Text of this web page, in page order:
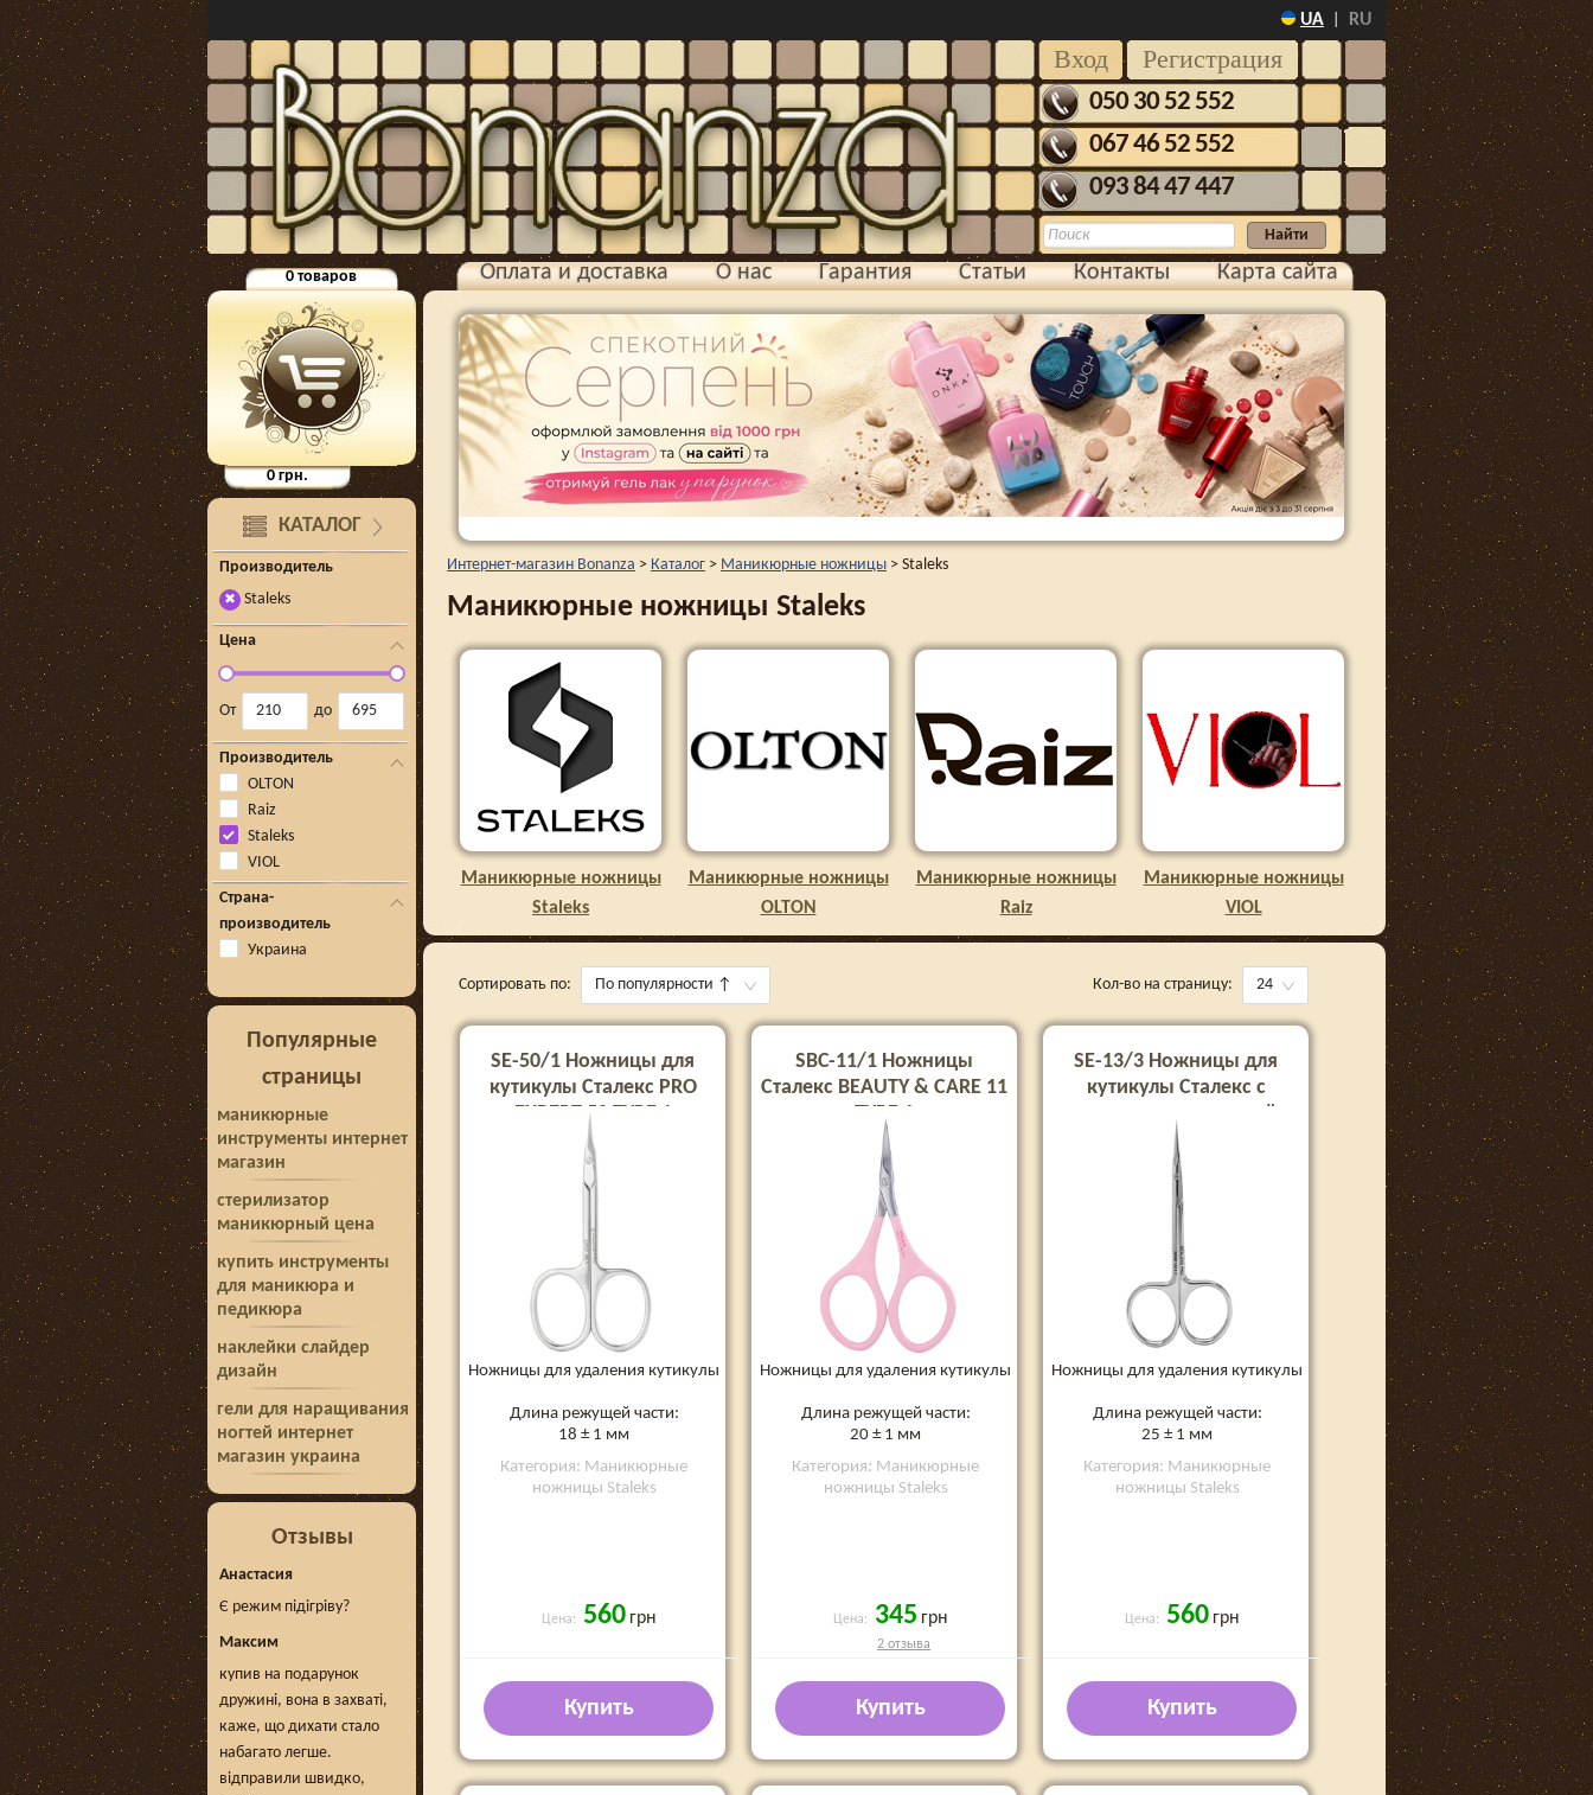
UA RU
Регистрация
Вход
050 30 52 552
067 46 52 552
093 84 47 447
0товаров
0грн.
КАТАЛОГ
Производитель
✖ Staleks
Цена
От до
Производитель
OLTON
Raiz
Staleks
VIOL
Страна-
производитель
Украина
Популярные
страницы
маникюрные
инструменты интернет
магазин
стерилизатор
маникюрный цена
купить инструменты
для маникюра и
педикюра
наклейки слайдер
дизайн
гели для наращивания
ногтей интернет
магазин украина
Отзывы
Анастасия
Є режим підігріву?
Максим
купив на подарунок
дружині, вона в захваті,
каже, що дихати стало
набагато легше.
відправили швидко,
Оплата и доставка О нас Гарантия Статьи Контакты Карта сайта
Интернет-магазин Bonanza > Каталог > Маникюрные ножницы > Staleks
Маникюрные ножницы Staleks
Маникюрные ножницы
Staleks
Маникюрные ножницы
OLTON
Маникюрные ножницы
Raiz
Маникюрные ножницы
VIOL
Сортировать по: По популярности ↑ Кол-во на страницу: 24
SE-50/1 Ножницы для
кутикулы Сталекс PRO
EXPERT 50 TYPE 1
Ножницы для удаления кутикулы
Длина режущей части:
18 ± 1 мм
Категория: Маникюрные
ножницы Staleks
Цена: 560 грн
Купить
SBC-11/1 Ножницы
Сталекс BEAUTY & CARE 11
TYPE 1
Ножницы для удаления кутикулы
Длина режущей части:
20 ± 1 мм
Категория: Маникюрные
ножницы Staleks
Цена: 345 грн
2 отзыва
Купить
SE-13/3 Ножницы для
кутикулы Сталекс с
крючком для левшей
EXPERT 13 TYPE 3
Ножницы для удаления кутикулы
Длина режущей части:
25 ± 1 мм
Категория: Маникюрные
ножницы Staleks
Цена: 560 грн
Купить